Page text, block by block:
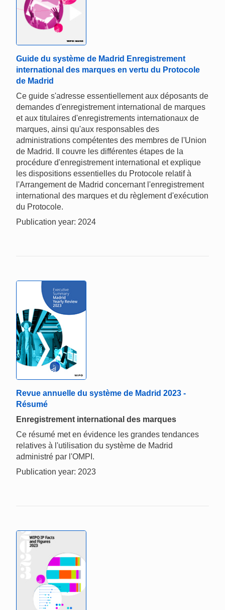
Guide du système de Madrid Enregistrement
international des marques en vertu du Protocole
de Madrid
Ce guide s'adresse essentiellement aux déposants de
demandes d'enregistrement international de marques
et aux titulaires d'enregistrements internationaux de
marques, ainsi qu'aux responsables des
administrations compétentes des membres de l'Union
de Madrid. Il couvre les différentes étapes de la
procédure d'enregistrement international et explique
les dispositions essentielles du Protocole relatif à
l'Arrangement de Madrid concernant l'enregistrement
international des marques et du règlement d'exécution
du Protocole.
Publication year: 2024
Revue annuelle du système de Madrid 2023 -
Résumé
Enregistrement international des marques
Ce résumé met en évidence les grandes tendances
relatives à l'utilisation du système de Madrid
administré par l'OMPI.
Publication year: 2023